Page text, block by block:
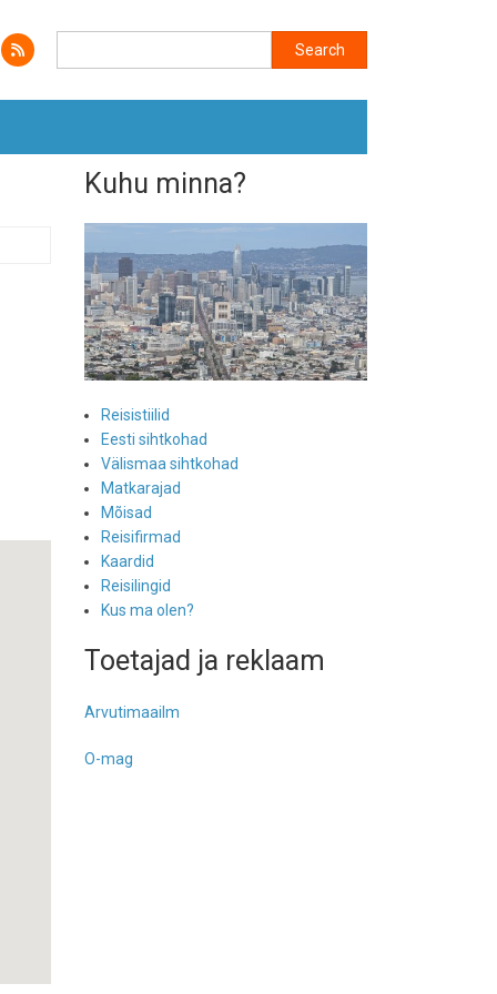
Kuhu minna?
Reisistiilid
Eesti sihtkohad
Välismaa sihtkohad
Matkarajad
Mõisad
Reisifirmad
Kaardid
Reisilingid
Kus ma olen?
Toetajad ja reklaam
Arvutimaailm
O-mag